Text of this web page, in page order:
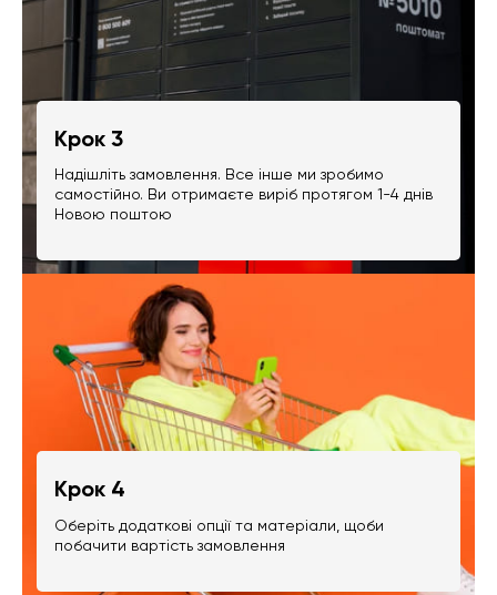
Крок 3
Надішліть замовлення. Все інше ми зробимо
самостійно. Ви отримаєте виріб протягом 1-4 днів
Новою поштою
Крок 4
Оберіть додаткові опції та матеріали, щоби
побачити вартість замовлення